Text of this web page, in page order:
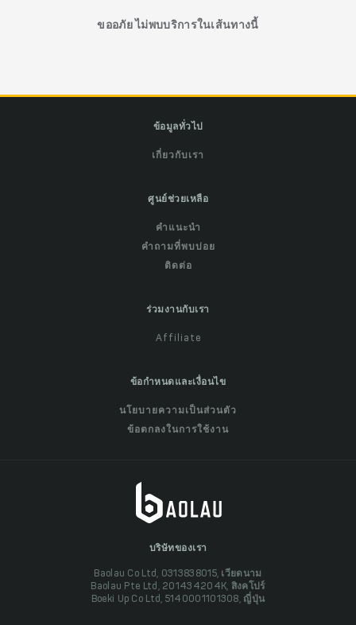
ขออภัย ไม่พบบริการในเส้นทางนี้
ข้อมูลทั่วไป
เกี่ยวกับเรา
ศูนย์ช่วยเหลือ
คำแนะนำ
คำถามที่พบบ่อย
ติดต่อ
ร่วมงานกับเรา
Affiliate
ข้อกำหนดและเงื่อนไข
นโยบายความเป็นส่วนตัว
ข้อตกลงในการใช้งาน
บริษัทของเรา
Baolau Co Ltd, 0313838015, เวียดนาม
Baolau Pte Ltd, 201434204K, สิงคโปร์
Boeki Up Co Ltd, 5140001101308, ญี่ปุ่น